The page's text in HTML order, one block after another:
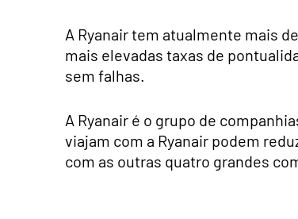
A Ryanair tem atualmente mais
mais elevadas taxas de
sem falhas.
A Ryanair é o grupo de
viajam com a Ryanair podem
com as outras quatro grandes